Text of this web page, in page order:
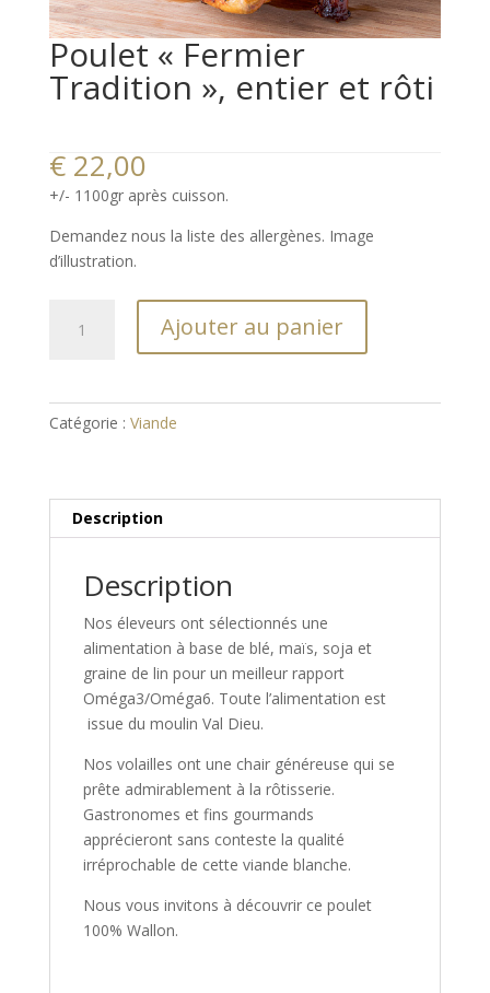
Poulet « Fermier
Tradition », entier et rôti
€22,00
+/- 1100gr après cuisson.
Demandez nous la liste des allergènes. Image
d’illustration.
entier
Ajouter au panier
Catégorie : Viande
Description
Description
Nos éleveurs ont sélectionnés une
alimentation à base de blé, maïs, soja et
graine de lin pour un meilleur rapport
Oméga3/Oméga6. Toute l’alimentation est
issue du moulin Val Dieu.
Nos volailles ont une chair généreuse qui se
prête admirablement à la rôtisserie.
Gastronomes et fins gourmands
apprécieront sans conteste la qualité
irréprochable de cette viande blanche.
Nous vous invitons à découvrir ce poulet
100% Wallon.